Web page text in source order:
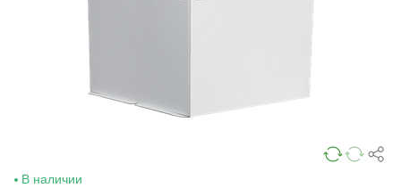
В наличии